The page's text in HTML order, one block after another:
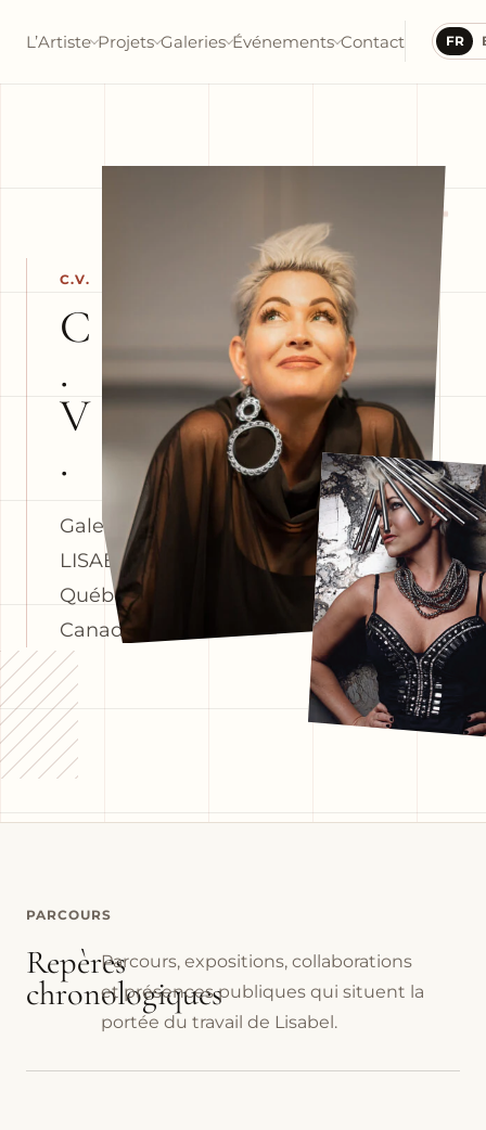
L’Artiste Projets Galeries Événements Contact FR
+
C.V.
C
.
V
.
Galerie
LISABEL,
Québec,
Canada
PARCOURS
Repères
chronologiques
Parcours, expositions, collaborations
et présences publiques qui situent la
portée du travail de Lisabel.